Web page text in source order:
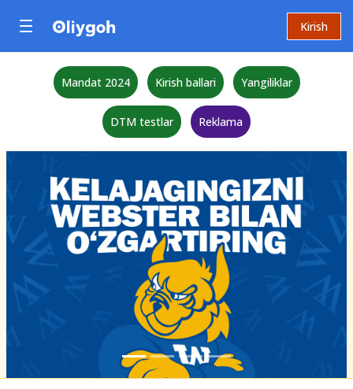
Kirish
Mandat 2024 Kirish ballari Yangiliklar
DTM testlar Reklama